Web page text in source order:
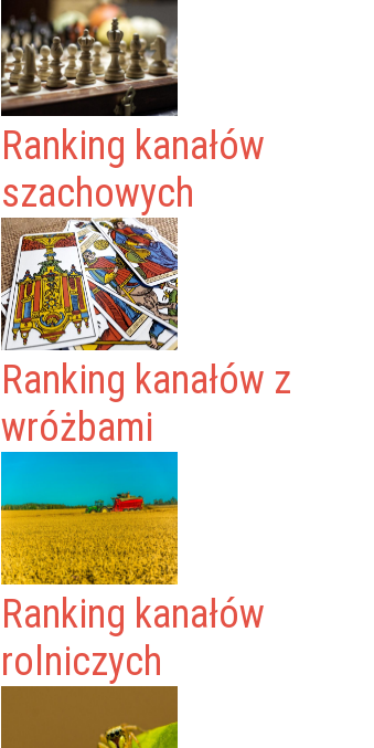
Ranking kanałów
szachowych
Ranking kanałów z
wróżbami
Ranking kanałów
rolniczych